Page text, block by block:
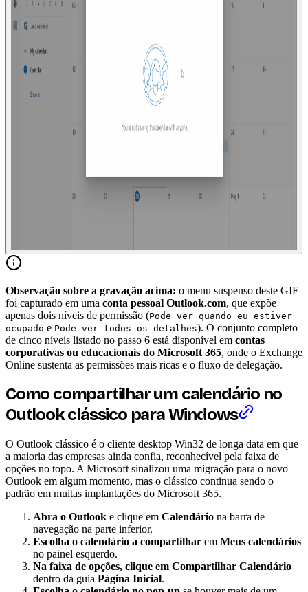
Observação sobre a gravação acima: o menu suspenso deste GIF
foi capturado em uma conta pessoal Outlook.com, que expõe
apenas dois níveis de permissão (Pode ver quando eu estiver
ocupado e Pode ver todos os detalhes). O conjunto completo
de cinco níveis listado no passo 6 está disponível em contas
corporativas ou educacionais do Microsoft 365, onde o Exchange
Online sustenta as permissões mais ricas e o fluxo de delegação.
Como compartilhar um calendário no
Outlook clássico para Windows
O Outlook clássico é o cliente desktop Win32 de longa data em que
a maioria das empresas ainda confia, reconhecível pela faixa de
opções no topo. A Microsoft sinalizou uma migração para o novo
Outlook em algum momento, mas o clássico continua sendo o
padrão em muitas implantações do Microsoft 365.
Abra o Outlook e clique em Calendário na barra de
navegação na parte inferior.
Escolha o calendário a compartilhar em Meus calendários
no painel esquerdo.
Na faixa de opções, clique em Compartilhar Calendário
dentro da guia Página Inicial.